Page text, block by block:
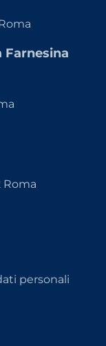
Farnesina
Roma
personali